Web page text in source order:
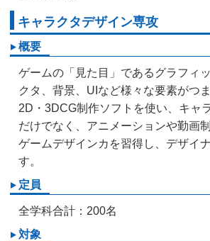
キャラクタデザイン専攻
概要
ゲームの「見た目」であるグラフィ
クタ、背景、UIなど様々な要素がつ
2D・3DCG制作ソフトを使い、キャ
だけでなく、アニメーションや勤画
ゲームデザインカを習得し、デザイ
す。
定員
全学科合計：200名
対象